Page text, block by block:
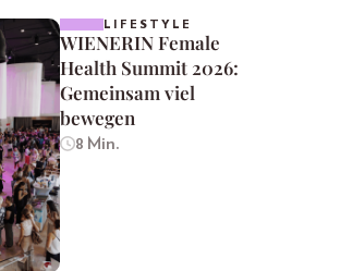
LIFESTYLE
WIENERIN Female
Health Summit 2026:
Gemeinsam viel
bewegen
8 Min.